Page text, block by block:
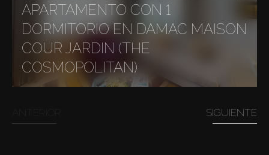
APARTAMENTO CON 1
DORMITORIO EN DAMAC MAISON
COUR JARDIN (THE
COSMOPOLITAN)
SIGUIENTE